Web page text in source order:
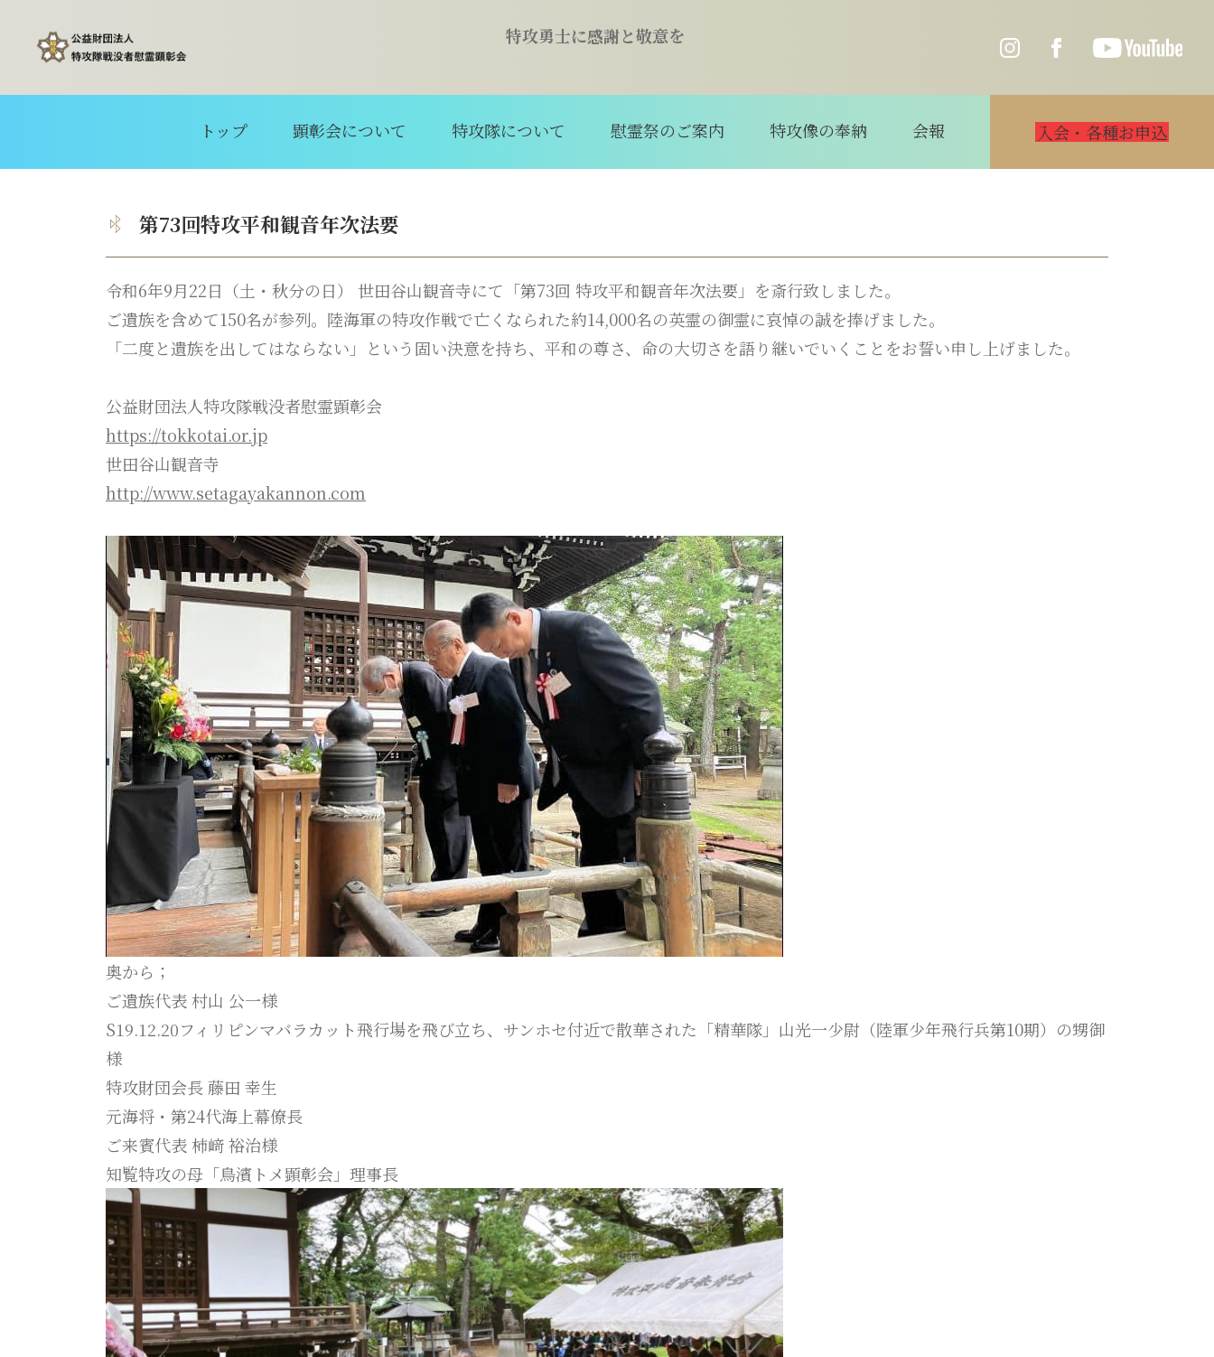
特攻勇士に感謝と敬意を
トップ 顕彰会について 特攻隊について 慰霊祭のご案内 特攻像の奉納 会報 入会・各種お申込
第73回特攻平和観音年次法要
令和6年9月22日（土・秋分の日） 世田谷山観音寺にて「第73回 特攻平和観音年次法要」を斎行致しました。
ご遺族を含めて150名が参列。陸海軍の特攻作戦で亡くなられた約14,000名の英霊の御霊に哀悼の誠を捧げました。
「二度と遺族を出してはならない」という固い決意を持ち、平和の尊さ、命の大切さを語り継いでいくことをお誓い申し上げました。
公益財団法人特攻隊戦没者慰霊顕彰会
https://tokkotai.or.jp
世田谷山観音寺
http://www.setagayakannon.com
奥から；
ご遺族代表 村山 公一様
S19.12.20フィリピンマバラカット飛行場を飛び立ち、サンホセ付近で散華された「精華隊」山光一少尉（陸軍少年飛行兵第10期）の甥御
様
特攻財団会長 藤田 幸生
元海将・第24代海上幕僚長
ご来賓代表 柿﨑 裕治様
知覧特攻の母「鳥濱トメ顕彰会」理事長